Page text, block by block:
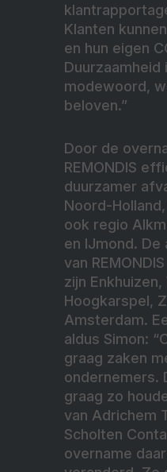
Klanten
en hun eigen
Duurzaamheid
modewoord,
beloven.”
Door de
REMONDIS
duurzamer
Noord-
ook regio
en IJmond.
van
zijn Enkhuizen,
Hoogkarspel,
Amsterdam.
aldus Simon:
graag zaken
ondernemers.
graag zo
van Adrichem
Scholten
overname